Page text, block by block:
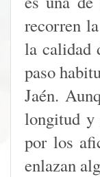
recorren
la calidad
paso
Jaén.
longitud y
por los
enlazan